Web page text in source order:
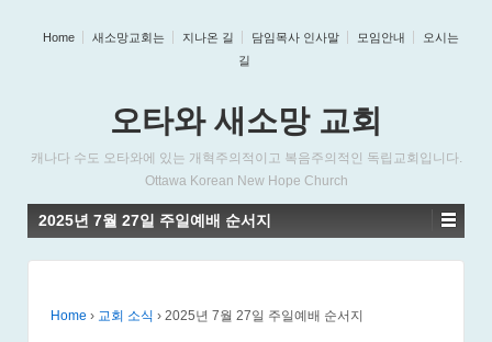
Home 새소망교회는 지나온 길 담임목사 인사말 모임안내
오시는
길
오타와 새소망 교회
캐나다 수도 오타와에 있는 개혁주의적이고 복음주의적인 독립교회입니다.
Ottawa Korean New Hope Church
2025년 7월 27일 주일예배 순서지
Home › 교회 소식 › 2025년 7월 27일 주일예배 순서지